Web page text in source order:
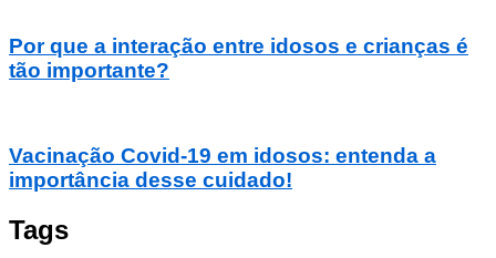
Por que a interação entre idosos e crianças é
tão importante?
Vacinação Covid-19 em idosos: entenda a
importância desse cuidado!
Tags